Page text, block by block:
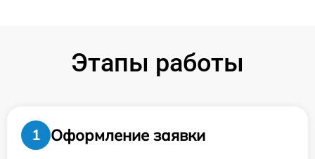
Этапы работы
1
Оформление заявки